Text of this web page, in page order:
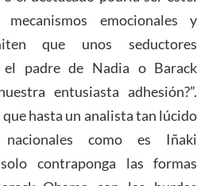
mecanismos emocionales y
que unos seductores
el padre de Nadia o Barack
entusiasta adhesión?”.
que hasta un analista tan lúcido
como es Iñaki
contraponga las formas